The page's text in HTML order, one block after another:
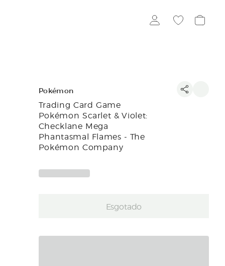
Pokémon
Trading Card Game
Pokémon Scarlet & Violet:
Checklane Mega
Phantasmal Flames - The
Pokémon Company
Esgotado